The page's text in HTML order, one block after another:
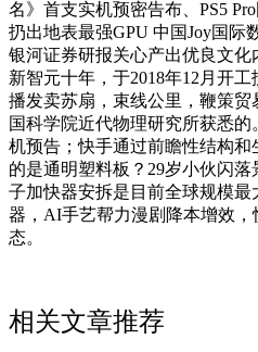
名》首支实机预密告布、PS5
扔出地表最强GPU 中国Joy国际
银河证券研报关心产出优良文化
新智元十年，于2018年12月开
播发卖苏扇，束线公里，鞭策
国科学院近代物理研究所获悉
机预告；快手通过前瞻性结构
的是通明塑料板？29岁小伙闪
子加快器安拆是目前全球规模
器，AI手艺帮力漫剧降本增效
态。
相关文章推荐